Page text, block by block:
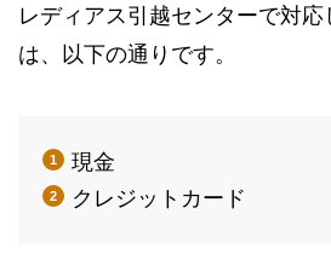
レディアス引越センターで対
は、以下の通りです。
現金
クレジットカード